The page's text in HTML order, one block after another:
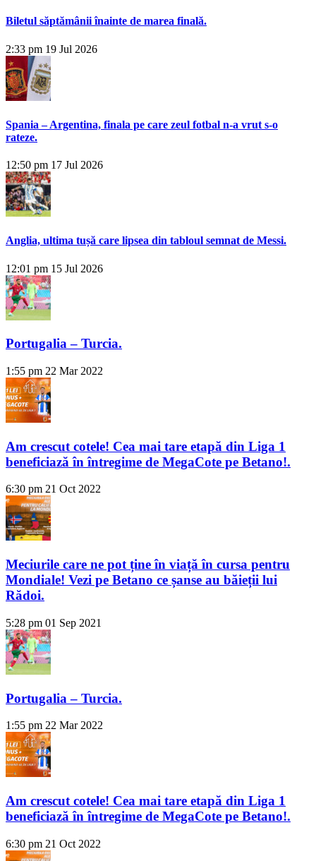
Biletul săptămânii înainte de marea finală.
2:33 pm 19 Jul 2026
Spania – Argentina, finala pe care zeul fotbal n-a vrut s-o
rateze.
12:50 pm 17 Jul 2026
Anglia, ultima tușă care lipsea din tabloul semnat de Messi.
12:01 pm 15 Jul 2026
Portugalia – Turcia.
1:55 pm 22 Mar 2022
Am crescut cotele! Cea mai tare etapă din Liga 1
beneficiază în întregime de MegaCote pe Betano!.
6:30 pm 21 Oct 2022
Meciurile care ne pot ține în viață în cursa pentru
Mondiale! Vezi pe Betano ce șanse au băieții lui
Rădoi.
5:28 pm 01 Sep 2021
Portugalia – Turcia.
1:55 pm 22 Mar 2022
Am crescut cotele! Cea mai tare etapă din Liga 1
beneficiază în întregime de MegaCote pe Betano!.
6:30 pm 21 Oct 2022